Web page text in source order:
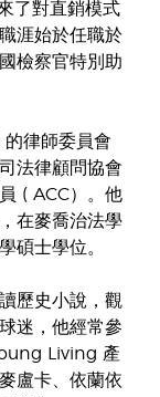
了對直銷模式
涯始於任職於
檢察官特別助
律師委員會
法律顧問協會
( ACC）。他
在麥喬治法學
碩士學位。
歷史小說，觀
迷，他經常參
Living 產
盧卡、依蘭依